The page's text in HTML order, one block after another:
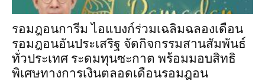
รอมฎอนการีม ไอแบงก์ร่วมเฉลิมฉลองเดือน
รอมฎอนอันประเสริฐ จัดกิจกรรมสานสัมพันธ์
ทั่วประเทศ ระดมทุนซะกาต พร้อมมอบสิทธิ
พิเศษทางการเงินตลอดเดือนรอมฎอน